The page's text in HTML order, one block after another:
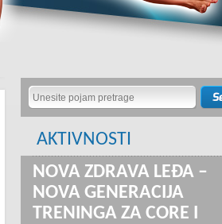
AKTIVNOSTI
NOVA ZDRAVA LEĐA –
NOVA GENERACIJA
TRENINGA ZA CORE I